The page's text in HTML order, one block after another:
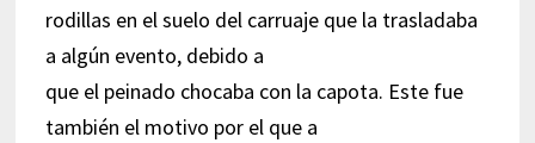
rodillas en el suelo del carruaje que la trasladaba
a algún evento, debido a
que el peinado chocaba con la capota. Este fue
también el motivo por el que a